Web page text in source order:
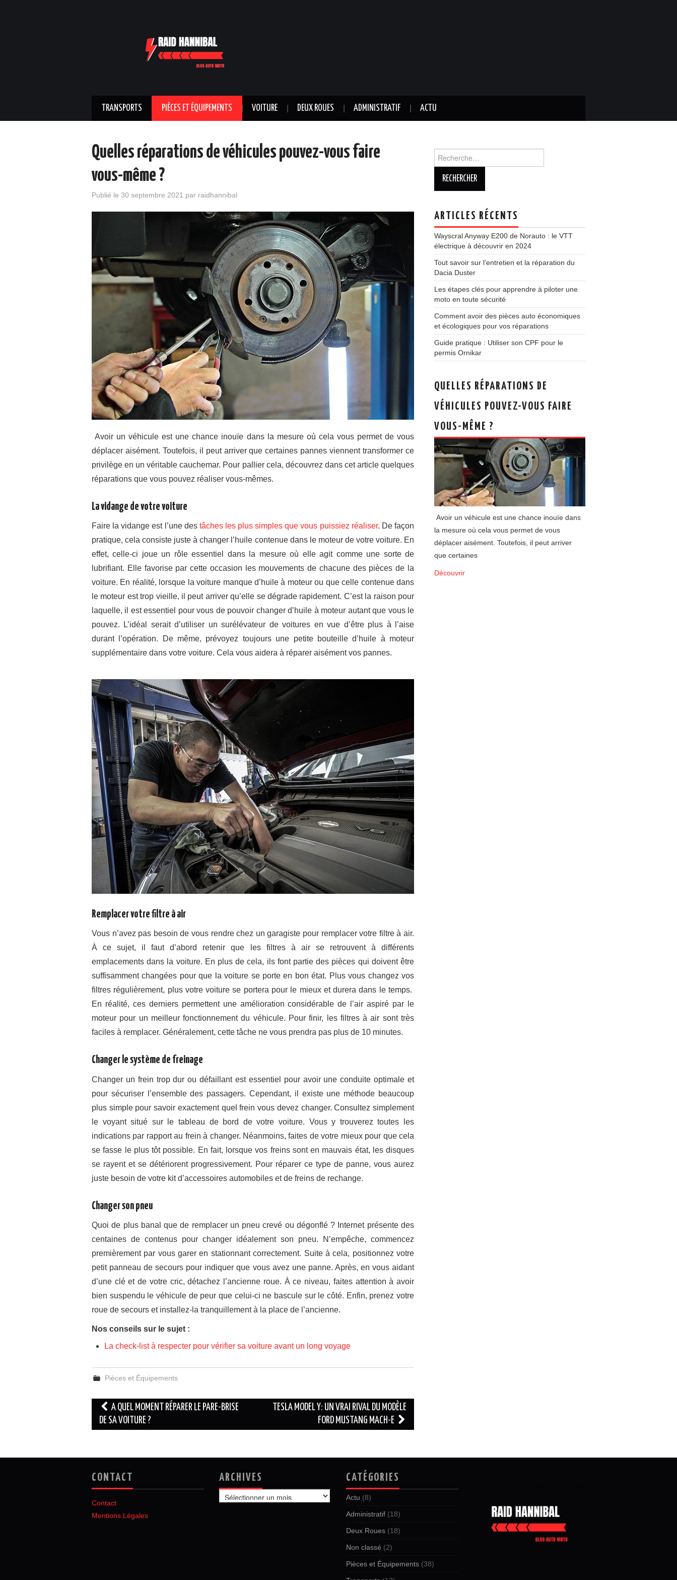
TRANSPORTS PIÈCES ET ÉQUIPEMENTS VOITURE DEUX ROUES ADMINISTRATIF ACTU
Quelles réparations de véhicules pouvez-vous faire
vous-même ?
Publié le 30 septembre 2021 par raidhannibal
Avoir un véhicule est une chance inouïe dans la mesure où cela vous permet de vous
déplacer aisément. Toutefois, il peut arriver que certaines pannes viennent transformer ce
privilège en un véritable cauchemar. Pour pallier cela, découvrez dans cet article quelques
réparations que vous pouvez réaliser vous-mêmes.
La vidange de votre voiture
Faire la vidange est l’une des tâches les plus simples que vous puissiez réaliser. De façon
pratique, cela consiste juste à changer l’huile contenue dans le moteur de votre voiture. En
effet, celle-ci joue un rôle essentiel dans la mesure où elle agit comme une sorte de
lubrifiant. Elle favorise par cette occasion les mouvements de chacune des pièces de la
voiture. En réalité, lorsque la voiture manque d’huile à moteur ou que celle contenue dans
le moteur est trop vieille, il peut arriver qu’elle se dégrade rapidement. C’est la raison pour
laquelle, il est essentiel pour vous de pouvoir changer d’huile à moteur autant que vous le
pouvez. L’idéal serait d’utiliser un surélévateur de voitures en vue d’être plus à l’aise
durant l’opération. De même, prévoyez toujours une petite bouteille d’huile à moteur
supplémentaire dans votre voiture. Cela vous aidera à réparer aisément vos pannes.
Remplacer votre filtre à air
Vous n’avez pas besoin de vous rendre chez un garagiste pour remplacer votre filtre à air.
À ce sujet, il faut d’abord retenir que les filtres à air se retrouvent à différents
emplacements dans la voiture. En plus de cela, ils font partie des pièces qui doivent être
suffisamment changées pour que la voiture se porte en bon état. Plus vous changez vos
filtres régulièrement, plus votre voiture se portera pour le mieux et durera dans le temps.
En réalité, ces derniers permettent une amélioration considérable de l’air aspiré par le
moteur pour un meilleur fonctionnement du véhicule. Pour finir, les filtres à air sont très
faciles à remplacer. Généralement, cette tâche ne vous prendra pas plus de 10 minutes.
Changer le système de freinage
Changer un frein trop dur ou défaillant est essentiel pour avoir une conduite optimale et
pour sécuriser l’ensemble des passagers. Cependant, il existe une méthode beaucoup
plus simple pour savoir exactement quel frein vous devez changer. Consultez simplement
le voyant situé sur le tableau de bord de votre voiture. Vous y trouverez toutes les
indications par rapport au frein à changer. Néanmoins, faites de votre mieux pour que cela
se fasse le plus tôt possible. En fait, lorsque vos freins sont en mauvais état, les disques
se rayent et se détériorent progressivement. Pour réparer ce type de panne, vous aurez
juste besoin de votre kit d’accessoires automobiles et de freins de rechange.
Changer son pneu
Quoi de plus banal que de remplacer un pneu crevé ou dégonflé ? Internet présente des
centaines de contenus pour changer idéalement son pneu. N’empêche, commencez
premièrement par vous garer en stationnant correctement. Suite à cela, positionnez votre
petit panneau de secours pour indiquer que vous avez une panne. Après, en vous aidant
d’une clé et de votre cric, détachez l’ancienne roue. À ce niveau, faites attention à avoir
bien suspendu le véhicule de peur que celui-ci ne bascule sur le côté. Enfin, prenez votre
roue de secours et installez-la tranquillement à la place de l’ancienne.
Nos conseils sur le sujet :
La check-list à respecter pour vérifier sa voiture avant un long voyage
Pièces et Équipements
Navigation
des
A QUEL MOMENT RÉPARER LE PARE-BRISE
DE SA VOITURE ?
TESLA MODEL Y: UN VRAI RIVAL DU MODÈLE
FORD MUSTANG MACH-E
ARTICLES RÉCENTS
Wayscral Anyway E200 de Norauto : le VTT
électrique à découvrir en 2024
Tout savoir sur l’entretien et la réparation du
Dacia Duster
Les étapes clés pour apprendre à piloter une
moto en toute sécurité
Comment avoir des pièces auto économiques
et écologiques pour vos réparations
Guide pratique : Utiliser son CPF pour le
permis Ornikar
QUELLES RÉPARATIONS DE
VÉHICULES POUVEZ-VOUS FAIRE
VOUS-MÊME ?
Avoir un véhicule est une chance inouïe dans
la mesure où cela vous permet de vous
déplacer aisément. Toutefois, il peut arriver
que certaines
Découvrir
CONTACT
Contact
Mentions Légales
ARCHIVES
Archives
CATÉGORIES
Actu (8)
Administratif (18)
Deux Roues (18)
Non classé (2)
Pièces et Équipements (38)